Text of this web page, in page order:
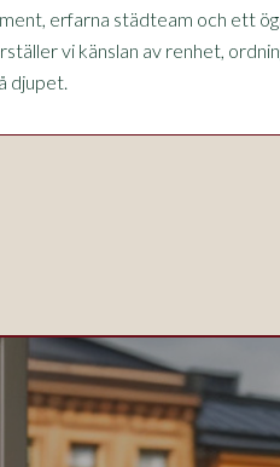
erfarna städteam och ett
vi känslan av renhet,
djupet.